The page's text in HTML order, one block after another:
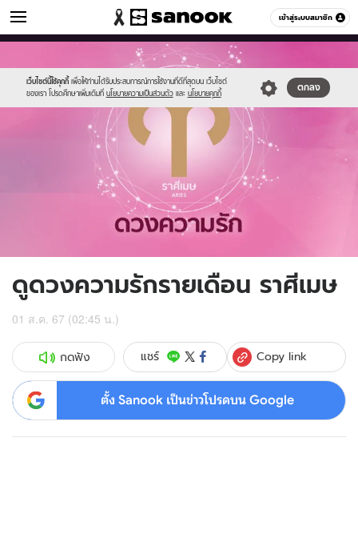
เข้าสู่ระบบสมาชิก
ดูดวง หมวดอื่นๆ
เว็บไซต์นี้ใช้คุกกี้ เพื่อให้ท่านได้รับประสบการณ์การใช้งานที่ดีที่สุดบน เว็บไซต์
ของเรา โปรดศึกษาเพิ่มเติมที่ นโยบายความเป็นส่วนตัว และ นโยบายคุกกี้
ตกลง
//s.isanook.com/sr/0/images/logo-
new-
sanook.png
//s.isanook.com/ho/0/ud/fxd/love/aries.png
ดูดวงความรักรายเดือน ราศีเมษ
01 ส.ค. 67 (02:45 น.)
กดฟัง แชร์ Copy link
ตั้ง Sanook เป็นข่าวโปรดบน Google